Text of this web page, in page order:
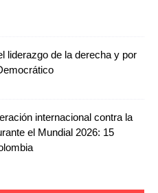
liderazgo de la derecha y por
internacional contra la
el Mundial 2026: 15